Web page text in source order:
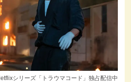
シリーズ「トラウマコード」独占配信中